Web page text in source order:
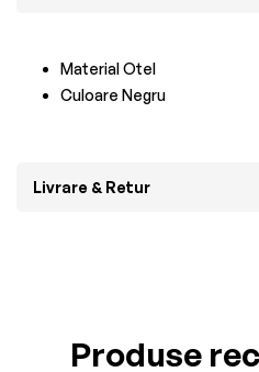
Material Otel
Culoare Negru
Livrare & Retur
Produse